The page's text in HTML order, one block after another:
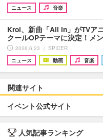
ニュース
音楽
Kroi、新曲「All in」がTVア
クールOPテーマに決定！メ
2026.6.23 ｜ SPICER
ニュース
動画 音楽
関連サイト
イベント公式サイト
人気記事ランキング